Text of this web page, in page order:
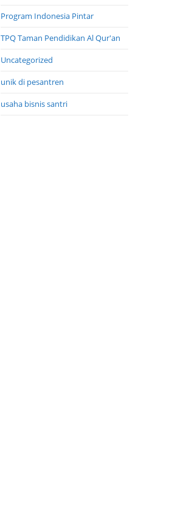
Program Indonesia Pintar
TPQ Taman Pendidikan Al Qur'an
Uncategorized
unik di pesantren
usaha bisnis santri